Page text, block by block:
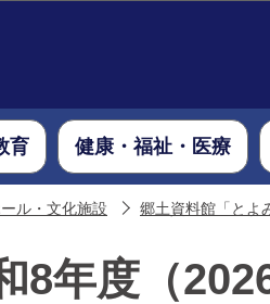
育 健康・福祉・医療
ル・文化施設 郷土資料館「とよ
8年度（